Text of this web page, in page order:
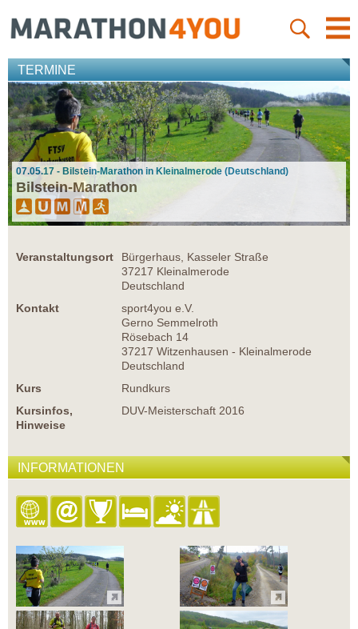
TERMINE
07.05.17 - Bilstein-Marathon in Kleinalmerode (Deutschland)
Bilstein-Marathon
Veranstaltungsort
Bürgerhaus, Kasseler Straße
37217 Kleinalmerode
Deutschland
Kontakt
sport4you e.V.
Gerno Semmelroth
Rösebach 14
37217 Witzenhausen - Kleinalmerode
Deutschland
Kurs
Rundkurs
Kursinfos,
Hinweise
DUV-Meisterschaft 2016
INFORMATIONEN